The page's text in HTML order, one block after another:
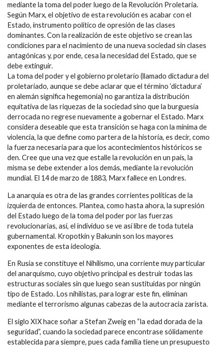
mediante la toma del poder luego de la Revolución Proletaria.
Según Marx, el objetivo de esta revolución es acabar con el
Estado, instrumento político de opresión de las clases
dominantes. Con la realización de este objetivo se crean las
condiciones para el nacimiento de una nueva sociedad sin clases
antagónicas y, por ende, cesa la necesidad del Estado, que se
debe extinguir.
La toma del poder y el gobierno proletario (llamado dictadura del
proletariado, aunque se debe aclarar que el término ‘dictadura’
en alemán significa hegemonía) no garantiza la distribución
equitativa de las riquezas de la sociedad sino que la burguesía
derrocada no regrese nuevamente a gobernar el Estado. Marx
considera deseable que esta transición se haga con la mínima de
violencia, la que define como partera de la historia, es decir, como
la fuerza necesaria para que los acontecimientos históricos se
den. Cree que una vez que estalle la revolución en un país, la
misma se debe extender a los demás, mediante la revolución
mundial. El 14 de marzo de 1883, Marx fallece en Londres.
La anarquía es otra de las grandes corrientes políticas de la
izquierda de entonces. Plantea, como hasta ahora, la supresión
del Estado luego de la toma del poder por las fuerzas
revolucionarias, así, el individuo se ve así libre de toda tutela
gubernamental. Kropotkin y Bakunin son los mayores
exponentes de esta ideología.
En Rusia se constituye el Nihilismo, una corriente muy particular
del anarquismo, cuyo objetivo principal es destruir todas las
estructuras sociales sin que luego sean sustituidas por ningún
tipo de Estado. Los nihilistas, para lograr este fin, eliminan
mediante el terrorismo algunas cabezas de la autocracia zarista.
El siglo XIX hace soñar a Stefan Zweig en “la edad dorada de la
seguridad”, cuando la sociedad parece encontrase sólidamente
establecida para siempre, pues cada familia tiene un presupuesto